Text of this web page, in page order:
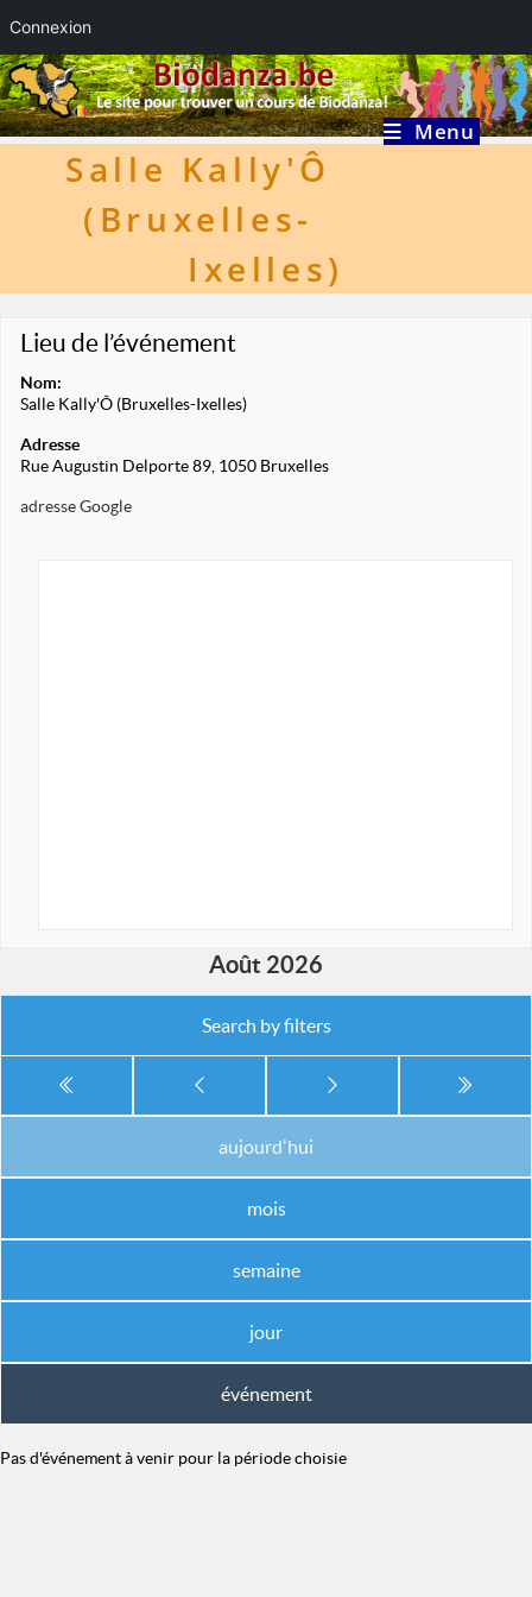
Connexion
Skip
to
content
Menu
Salle Kally'Ô
(Bruxelles-
Ixelles)
Lieu de l’événement
Nom:
Salle Kally'Ô (Bruxelles-Ixelles)
Adresse
Rue Augustin Delporte 89, 1050 Bruxelles
adresse Google
Août 2026
Search by filters
aujourd'hui
mois
semaine
jour
événement
Pas d'événement à venir pour la période choisie